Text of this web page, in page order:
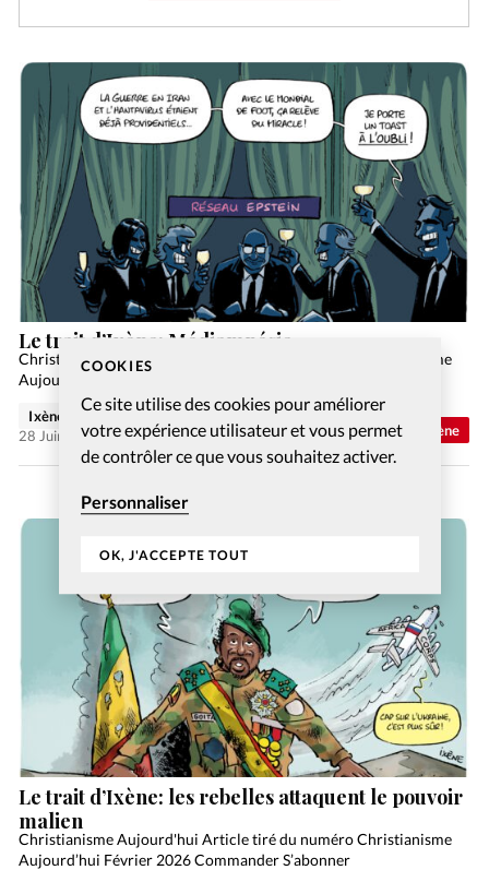
COOKIES
Ce site utilise des cookies pour améliorer
votre expérience utilisateur et vous permet
de contrôler ce que vous souhaitez activer.
Personnaliser
OK, J'ACCEPTE TOUT
Trait d'Ixène
Le trait d’Ixène: Médiamnésie
Christianisme Aujourd'hui Article tiré du numéro Christianisme
Aujourd’hui Février 2026 Commander S’abonner
Ixène
28 Juin 2026
Abonnés
Le trait d’Ixène: les rebelles attaquent le pouvoir
malien
Christianisme Aujourd'hui Article tiré du numéro Christianisme
Aujourd’hui Février 2026 Commander S’abonner